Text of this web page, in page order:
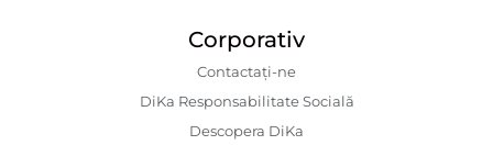
Corporativ
Contactaţi-ne
DiKa Responsabilitate Socială
Descopera DiKa